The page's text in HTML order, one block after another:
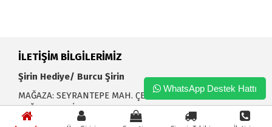
İLETİŞİM BİLGİLERİMİZ
Şirin Hediye/ Burcu Şirin
MAĞAZA: SEYRANTEPE MAH. ÇETİN SOK. NO:24/B
KAĞITHANE- İSTANBUL
WhatsApp Destek Hattı